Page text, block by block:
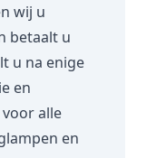
wij u
betaalt u
u na enige
en
alle
en